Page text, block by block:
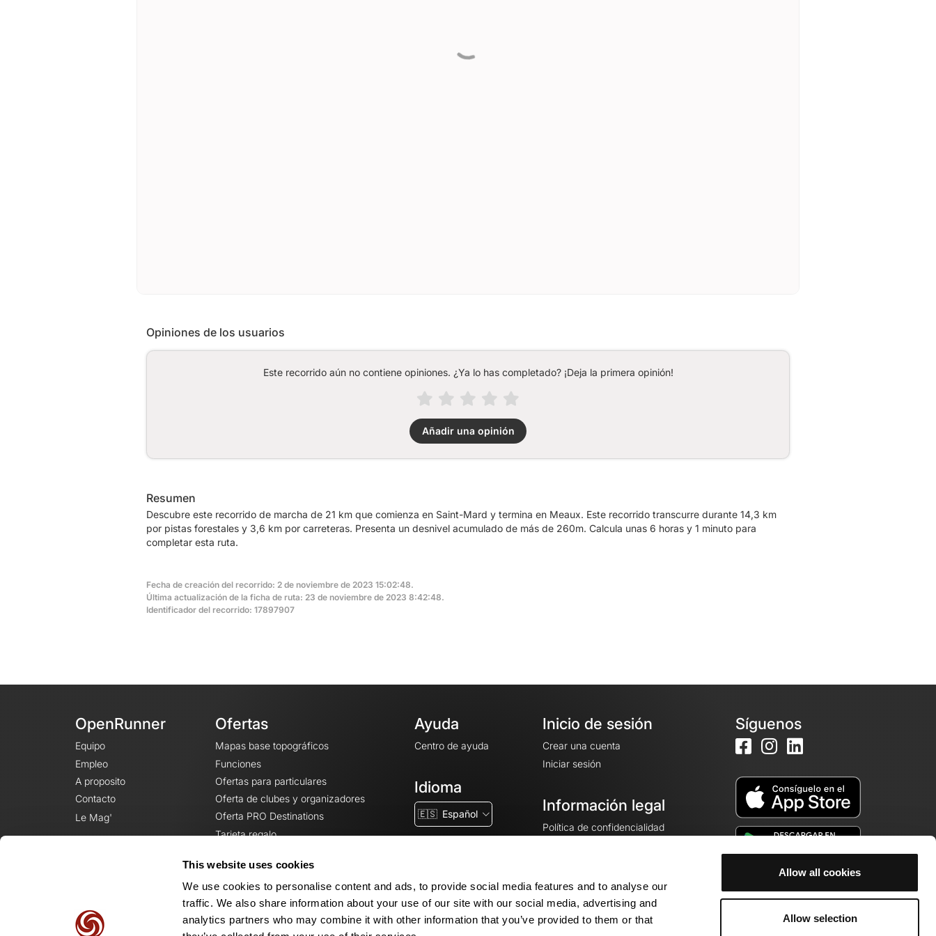
This website uses cookies
We use cookies to personalise content and ads, to provide social media features and to analyse our
traffic. We also share information about your use of our site with our social media, advertising and
analytics partners who may combine it with other information that you’ve provided to them or that
Allow all cookies
Allow selection
Opiniones de los usuarios
Este recorrido aún no contiene opiniones. ¿Ya lo has completado? ¡Deja la primera opinión!
Añadir una opinión
Resumen
Descubre este recorrido de marcha de 21 km que comienza en Saint-Mard y termina en Meaux. Este recorrido transcurre durante 14,3 km
por pistas forestales y 3,6 km por carreteras. Presenta un desnivel acumulado de más de 260m. Calcula unas 6 horas y 1 minuto para
completar esta ruta.
Fecha de creación del recorrido: 2 de noviembre de 2023 15:02:48.
Última actualización de la ficha de ruta: 23 de noviembre de 2023 8:42:48.
Identificador del recorrido: 17897907
OpenRunner
Equipo
Empleo
A proposito
Contacto
Le Mag'
Ofertas
Mapas base topográficos
Funciones
Ofertas para particulares
Oferta de clubes y organizadores
Oferta PRO Destinations
Tarjeta regalo
Ayuda
Centro de ayuda
Idioma
🇪🇸 Español
Inicio de sesión
Crear una cuenta
Iniciar sesión
Información legal
Política de confidencialidad
Avisos legales
Configuración de cookies
Síguenos